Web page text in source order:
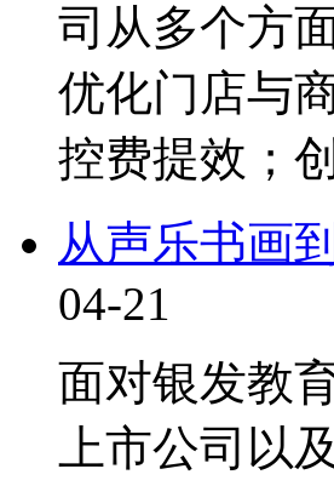
司从多个方
优化门店与
控费提效；
从声乐书画
04-21
面对银发教
上市公司以